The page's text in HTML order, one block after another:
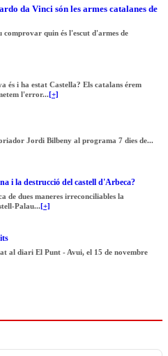
da Vinci són les armes catalanes de
comprovar quin és l'escut d'armes de
és i ha estat Castella? Els catalans érem
l'error...[+]
Jordi Bilbeny al programa 7 dies de...
i la destrucció del castell d'Arbeca?
de dues maneres irreconciliables la
Palau...[+]
al diari El Punt - Avui, el 15 de novembre